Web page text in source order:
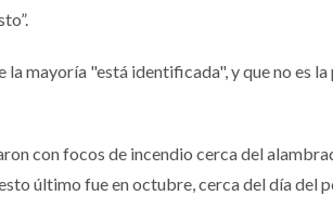
mayoría "está identificada", y que no es
con focos de incendio cerca del
último fue en octubre, cerca del día del